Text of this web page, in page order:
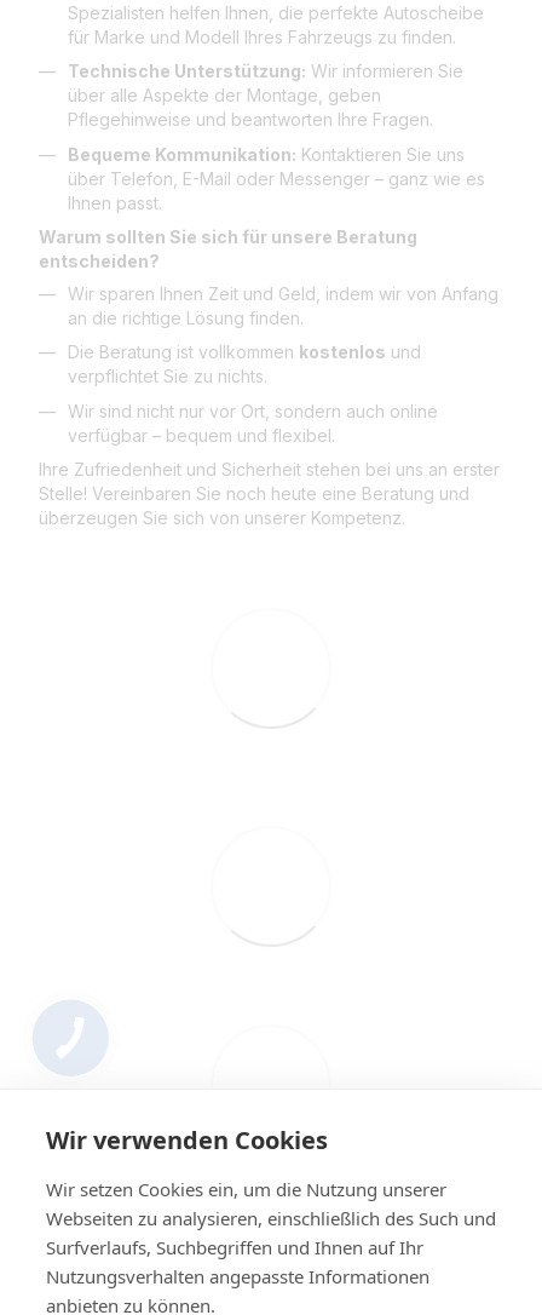
Spezialisten helfen Ihnen, die perfekte Autoscheibe
für Marke und Modell Ihres Fahrzeugs zu finden.
Technische Unterstützung: Wir informieren Sie
über alle Aspekte der Montage, geben
Pflegehinweise und beantworten Ihre Fragen.
Bequeme Kommunikation: Kontaktieren Sie uns
über Telefon, E-Mail oder Messenger – ganz wie es
Ihnen passt.
Warum sollten Sie sich für unsere Beratung
entscheiden?
Wir sparen Ihnen Zeit und Geld, indem wir von Anfang
an die richtige Lösung finden.
Die Beratung ist vollkommen kostenlos und
verpflichtet Sie zu nichts.
Wir sind nicht nur vor Ort, sondern auch online
verfügbar – bequem und flexibel.
Ihre Zufriedenheit und Sicherheit stehen bei uns an erster
Stelle! Vereinbaren Sie noch heute eine Beratung und
überzeugen Sie sich von unserer Kompetenz.
+4314420014
Wir verwenden Cookies
Wir setzen Cookies ein, um die Nutzung unserer
Webseiten zu analysieren, einschließlich des Such und
Surfverlaufs, Suchbegriffen und Ihnen auf Ihr
Nutzungsverhalten angepasste Informationen
anbieten zu können.